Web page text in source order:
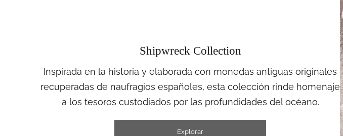
Shipwreck Collection
Inspirada en la historia y elaborada con monedas antiguas originales
recuperadas de naufragios españoles, esta colección rinde homenaje
a los tesoros custodiados por las profundidades del océano.
Explorar